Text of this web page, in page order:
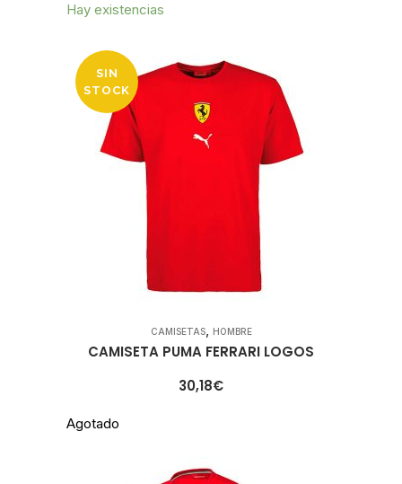
Hay existencias
SIN
STOCK
CAMISETAS, HOMBRE
CAMISETA PUMA FERRARI LOGOS
30,18€
Agotado